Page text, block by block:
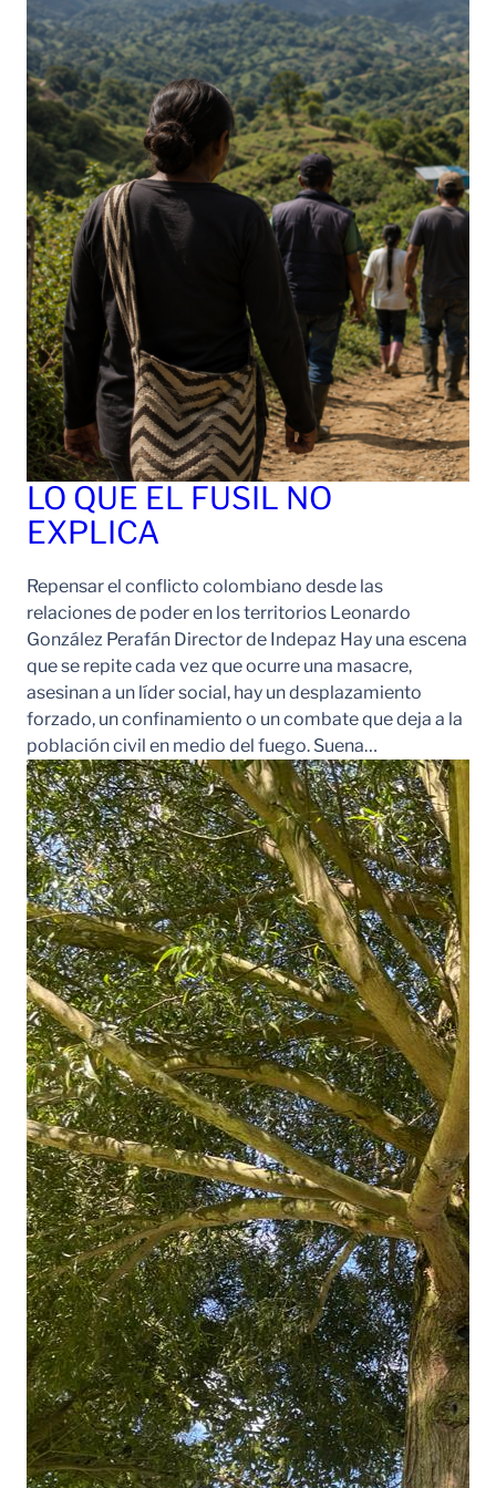
LO QUE EL FUSIL NO
EXPLICA
Repensar el conflicto colombiano desde las
relaciones de poder en los territorios Leonardo
González Perafán Director de Indepaz Hay una escena
que se repite cada vez que ocurre una masacre,
asesinan a un líder social, hay un desplazamiento
forzado, un confinamiento o un combate que deja a la
población civil en medio del fuego. Suena…